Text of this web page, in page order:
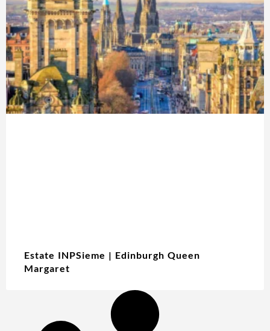
Estate INPSieme | Edinburgh Queen
Margaret